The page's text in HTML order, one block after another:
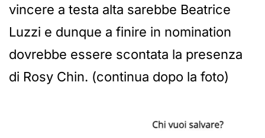
vincere a testa alta sarebbe Beatrice
Luzzi e dunque a finire in nomination
dovrebbe essere scontata la presenza
di Rosy Chin. (continua dopo la foto)